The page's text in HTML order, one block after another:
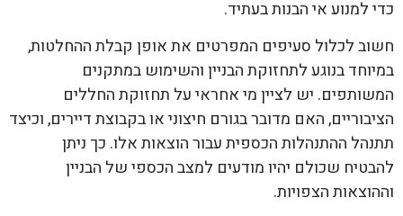
כדי למנוע אי הבנות בעתיד.
חשוב לכלול סעיפים המפרטים את אופן קבלת ההחלטות,
במיוחד בנוגע לתחזוקת הבניין והשימוש במתקנים
המשותפים. יש לציין מי אחראי על תחזוקת החללים
הציבוריים, האם מדובר בגורם חיצוני או בקבוצת דיירים, וכיצד
תתנהל ההתנהלות הכספית עבור הוצאות אלו. כך ניתן
להבטיח שכולם יהיו מודעים למצב הכספי של הבניין
וההוצאות הצפויות.